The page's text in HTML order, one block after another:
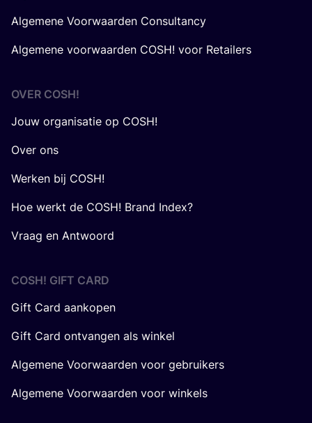
Algemene Voorwaarden Consultancy
Algemene voorwaarden COSH! voor Retailers
OVER COSH!
Jouw organisatie op COSH!
Over ons
Werken bij COSH!
Hoe werkt de COSH! Brand Index?
Vraag en Antwoord
COSH! GIFT CARD
Gift Card aankopen
Gift Card ontvangen als winkel
Algemene Voorwaarden voor gebruikers
Algemene Voorwaarden voor winkels